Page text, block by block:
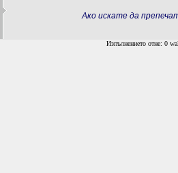
Ако искате да
Изпълнението отне: 0